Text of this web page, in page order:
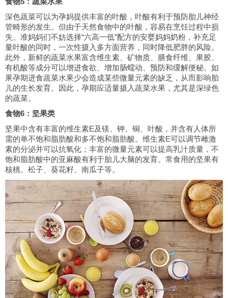
深色蔬菜可以为孕妈提供丰富的叶酸，叶酸有利于预防胎儿神经
管畸形的发生。但由于天然食物中的叶酸，容易在烹饪过程中损
失。准妈妈们不妨选择“六高一低”配方的安婴妈妈奶粉，补充足
量叶酸的同时，一次性摄入多方面营养，同时降低肥胖的风险。
此外，新鲜的蔬菜水果富含维生素、矿物质、膳食纤维、果胶、
有机酸等成分可以增进食欲、增加肠蠕动、预防和缓解便秘。如
果孕期进食蔬菜水果少会造成某些微量元素的缺乏，从而影响胎
儿的生长发育。因此，孕期应适量摄入蔬菜水果，尤其是深绿色
的蔬菜。
食物6：坚果类
坚果中含有丰富的维生素E及镁、钾、铜、叶酸，并含有人体所
需的单不饱和脂肪酸和多不饱和脂肪酸。维生素E可以调节雌激
素的分泌并可以抗氧化；丰富的微量元素可以提高乳汁质量，不
饱和脂肪酸中的亚麻酸有利于胎儿大脑的发育。常食用的坚果有
核桃、松子、葵花籽、南瓜子等。